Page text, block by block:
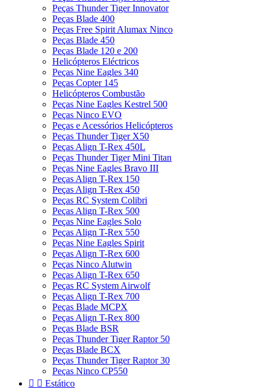
Peças Thunder Tiger Innovator
Peças Blade 400
Peças Free Spirit Alumax Ninco
Peças Blade 450
Peças Blade 120 e 200
Helicópteros Eléctricos
Peças Nine Eagles 340
Peças Copter 145
Helicópteros Combustão
Peças Nine Eagles Kestrel 500
Peças Ninco EVO
Peças e Acessórios Helicópteros
Peças Thunder Tiger X50
Peças Align T-Rex 450L
Peças Thunder Tiger Mini Titan
Peças Nine Eagles Bravo III
Peças Align T-Rex 150
Peças Align T-Rex 450
Peças RC System Colibri
Peças Align T-Rex 500
Peças Nine Eagles Solo
Peças Align T-Rex 550
Peças Nine Eagles Spirit
Peças Align T-Rex 600
Peças Ninco Alutwin
Peças Align T-Rex 650
Peças RC System Airwolf
Peças Align T-Rex 700
Peças Blade MCPX
Peças Align T-Rex 800
Peças Blade BSR
Peças Thunder Tiger Raptor 50
Peças Blade BCX
Peças Thunder Tiger Raptor 30
Peças Ninco CP550
  Estático